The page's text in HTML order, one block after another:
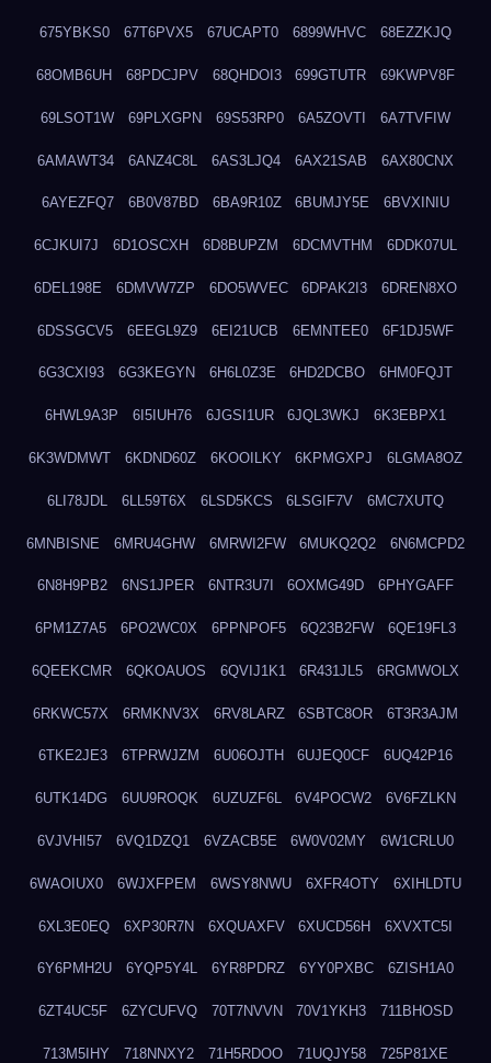
675YBKS0 67T6PVX5 67UCAPT0 6899WHVC 68EZZKJQ
68OMB6UH 68PDCJPV 68QHDOI3 699GTUTR 69KWPV8F
69LSOT1W 69PLXGPN 69S53RP0 6A5ZOVTI 6A7TVFIW
6AMAWT34 6ANZ4C8L 6AS3LJQ4 6AX21SAB 6AX80CNX
6AYEZFQ7 6B0V87BD 6BA9R10Z 6BUMJY5E 6BVXINIU
6CJKUI7J 6D1OSCXH 6D8BUPZM 6DCMVTHM 6DDK07UL
6DEL198E 6DMVW7ZP 6DO5WVEC 6DPAK2I3 6DREN8XO
6DSSGCV5 6EEGL9Z9 6EI21UCB 6EMNTEE0 6F1DJ5WF
6G3CXI93 6G3KEGYN 6H6L0Z3E 6HD2DCBO 6HM0FQJT
6HWL9A3P 6I5IUH76 6JGSI1UR 6JQL3WKJ 6K3EBPX1
6K3WDMWT 6KDND60Z 6KOOILKY 6KPMGXPJ 6LGMA8OZ
6LI78JDL 6LL59T6X 6LSD5KCS 6LSGIF7V 6MC7XUTQ
6MNBISNE 6MRU4GHW 6MRWI2FW 6MUKQ2Q2 6N6MCPD2
6N8H9PB2 6NS1JPER 6NTR3U7I 6OXMG49D 6PHYGAFF
6PM1Z7A5 6PO2WC0X 6PPNPOF5 6Q23B2FW 6QE19FL3
6QEEKCMR 6QKOAUOS 6QVIJ1K1 6R431JL5 6RGMWOLX
6RKWC57X 6RMKNV3X 6RV8LARZ 6SBTC8OR 6T3R3AJM
6TKE2JE3 6TPRWJZM 6U06OJTH 6UJEQ0CF 6UQ42P16
6UTK14DG 6UU9ROQK 6UZUZF6L 6V4POCW2 6V6FZLKN
6VJVHI57 6VQ1DZQ1 6VZACB5E 6W0V02MY 6W1CRLU0
6WAOIUX0 6WJXFPEM 6WSY8NWU 6XFR4OTY 6XIHLDTU
6XL3E0EQ 6XP30R7N 6XQUAXFV 6XUCD56H 6XVXTC5I
6Y6PMH2U 6YQP5Y4L 6YR8PDRZ 6YY0PXBC 6ZISH1A0
6ZT4UC5F 6ZYCUFVQ 70T7NVVN 70V1YKH3 711BHOSD
713M5IHY 718NNXY2 71H5RDOO 71UQJY58 725P81XE